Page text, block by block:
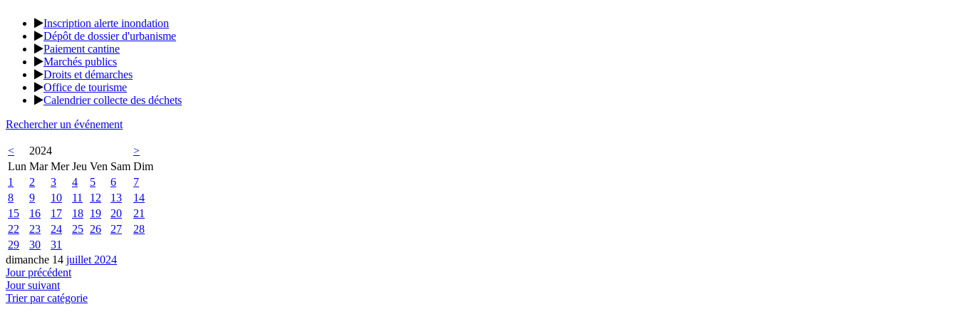
Inscription alerte inondation
Dépôt de dossier d'urbanisme
Paiement cantine
Marchés publics
Droits et démarches
Office de tourisme
Calendrier collecte des déchets
Rechercher un événement
< 2024
>
Lun Mar Mer Jeu Ven Sam Dim
1
2 3 4 5 6
7
8
9 10 11 12 13
14
15
16 17 18 19 20
21
22
23 24 25 26 27
28
29
30
31
dimanche 14 juillet 2024
Jour précédent
Jour suivant
Trier par catégorie